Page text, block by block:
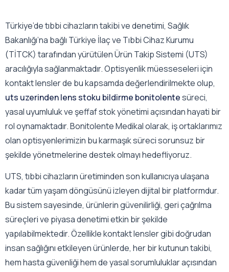
Türkiye’de tıbbi cihazların takibi ve denetimi, Sağlık
Bakanlığı’na bağlı Türkiye İlaç ve Tıbbi Cihaz Kurumu
(TİTCK) tarafından yürütülen Ürün Takip Sistemi (UTS)
aracılığıyla sağlanmaktadır. Optisyenlik müesseseleri için
kontakt lensler de bu kapsamda değerlendirilmekte olup,
uts uzerinden lens stoku bildirme bonitolentesüreci,
yasal uyumluluk ve şeffaf stok yönetimi açısından hayati bir
rol oynamaktadır. Bonitolente Medikal olarak, iş ortaklarımız
olan optisyenlerimizin bu karmaşık süreci sorunsuz bir
şekilde yönetmelerine destek olmayı hedefliyoruz.
UTS, tıbbi cihazların üretiminden son kullanıcıya ulaşana
kadar tüm yaşam döngüsünü izleyen dijital bir platformdur.
Bu sistem sayesinde, ürünlerin güvenilirliği, geri çağrılma
süreçleri ve piyasa denetimi etkin bir şekilde
yapılabilmektedir. Özellikle kontakt lensler gibi doğrudan
insan sağlığını etkileyen ürünlerde, her bir kutunun takibi,
hem hasta güvenliği hem de yasal sorumluluklar açısından